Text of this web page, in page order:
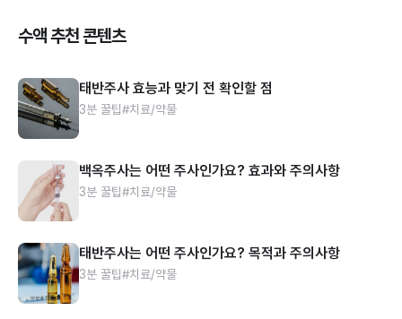
수액 추천 콘텐츠
태반주사 효능과 맞기 전 확인할 점
3분 꿀팁#치료/약물
백옥주사는 어떤 주사인가요? 효과와 주의사항
3분 꿀팁#치료/약물
태반주사는 어떤 주사인가요? 목적과 주의사항
3분 꿀팁#치료/약물